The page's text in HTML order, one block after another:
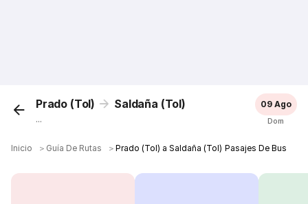
Prado (Tol) Saldaña (Tol)
...
09 Ago
Dom
Inicio ＞ Guía De Rutas ＞Prado (Tol) a Saldaña (Tol) Pasajes De Bus